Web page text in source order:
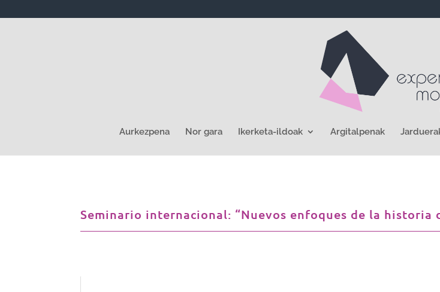
Aurkezpena Nor gara Ikerketa-ildoak Argitalpenak
Seminario internacional: “Nuevos enfoques de la historia